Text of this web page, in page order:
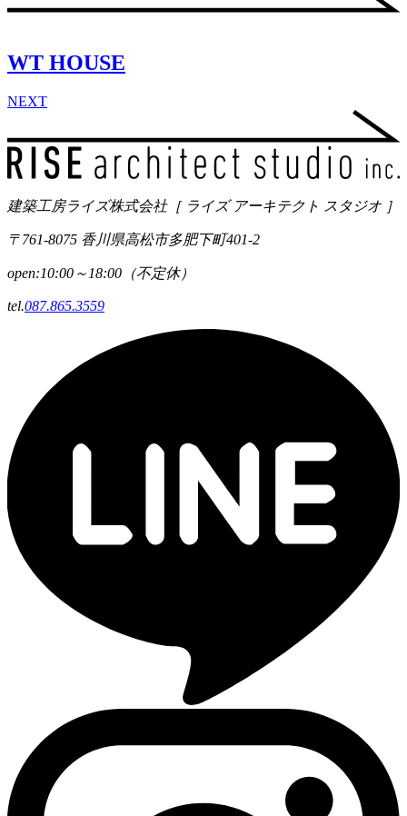
WT HOUSE
NEXT
建築工房ライズ株式会社［ ライズ アーキテクト スタジオ ］
〒761-8075 香川県高松市多肥下町401-2
open:10:00～18:00（不定休）
tel.087.865.3559